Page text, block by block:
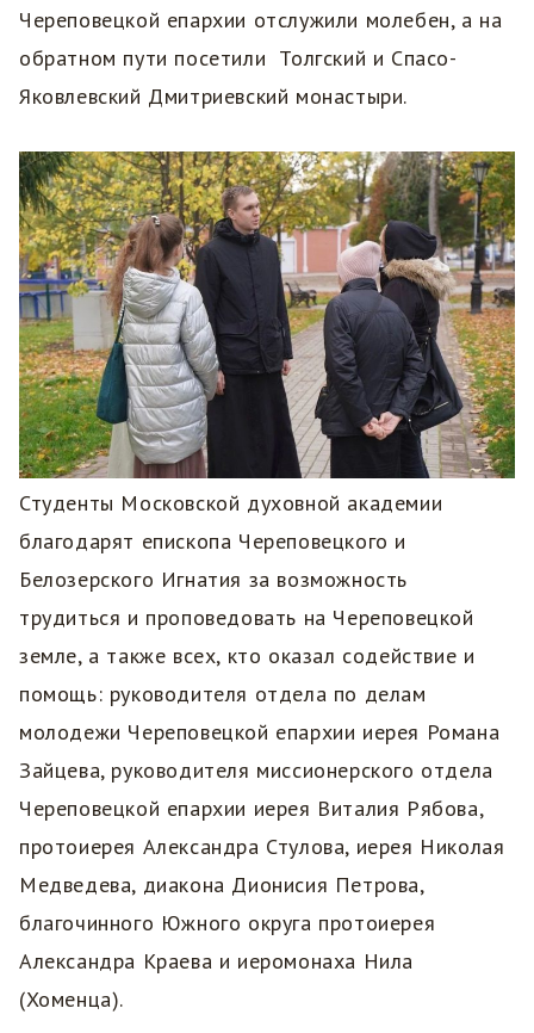
Череповецкой епархии отслужили молебен, а на
обратном пути посетили Толгский и Спасо-
Яковлевский Дмитриевский монастыри.
Студенты Московской духовной академии
благодарят епископа Череповецкого и
Белозерского Игнатия за возможность
трудиться и проповедовать на Череповецкой
земле, а также всех, кто оказал содействие и
помощь: руководителя отдела по делам
молодежи Череповецкой епархии иерея Романа
Зайцева, руководителя миссионерского отдела
Череповецкой епархии иерея Виталия Рябова,
протоиерея Александра Стулова, иерея Николая
Медведева, диакона Дионисия Петрова,
благочинного Южного округа протоиерея
Александра Краева и иеромонаха Нила
(Хоменца).